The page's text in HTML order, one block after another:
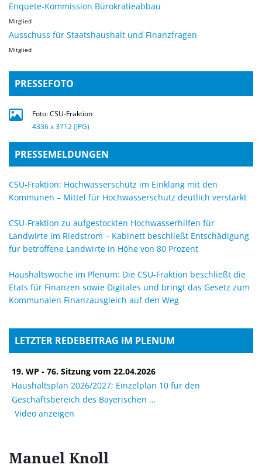
Enquete-Kommission Bürokratieabbau
Mitglied
Ausschuss für Staatshaushalt und Finanzfragen
Mitglied
PRESSEFOTO
Foto: CSU-Fraktion
4336 x 3712 (JPG)
PRESSEMELDUNGEN
CSU-Fraktion: Hochwasserschutz im Einklang mit den
Kommunen – Mittel für Hochwasserschutz deutlich verstärkt
CSU-Fraktion zu aufgestockten Hochwasserhilfen für
Landwirte im Riedstrom – Kabinett beschließt Entschädigung
für betroffene Landwirte in Höhe von 80 Prozent
Haushaltswoche im Plenum: Die CSU-Fraktion beschließt die
Etats für Finanzen sowie Digitales und bringt das Gesetz zum
Kommunalen Finanzausgleich auf den Weg
LETZTER REDEBEITRAG IM PLENUM
19. WP - 76. Sitzung vom 22.04.2026
Haushaltsplan 2026/2027; Einzelplan 10 für den
Geschäftsbereich des Bayerischen
Video anzeigen
Manuel Knoll